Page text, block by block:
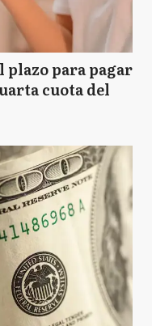
plazo para pagar
cuota del